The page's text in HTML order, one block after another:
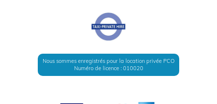
Nous sommes enregistrés pour la location privée PCO
Numéro de licence : 010020